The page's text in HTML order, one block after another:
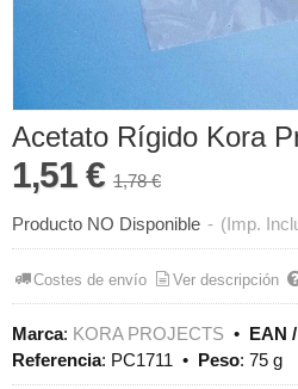
Acetato Rígido Kora
1,51 € 1,78 €
Producto NO Disponible - (Imp.
Costes de envío Ver descripción
Marca: KORA PROJECTS • EAN
Referencia: PC1711 • Peso: 75 g